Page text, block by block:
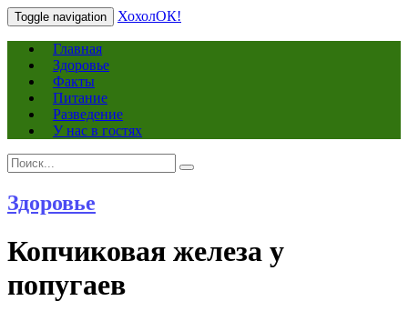
Toggle navigation ХохолОК!
Главная
Здоровье
Факты
Питание
Разведение
У нас в гостях
Search
for:
Search
Здоровье
Копчиковая железа у
попугаев